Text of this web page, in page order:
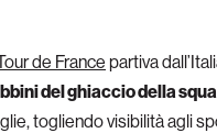
de France partiva
del ghiaccio della
togliendo visibilità agli